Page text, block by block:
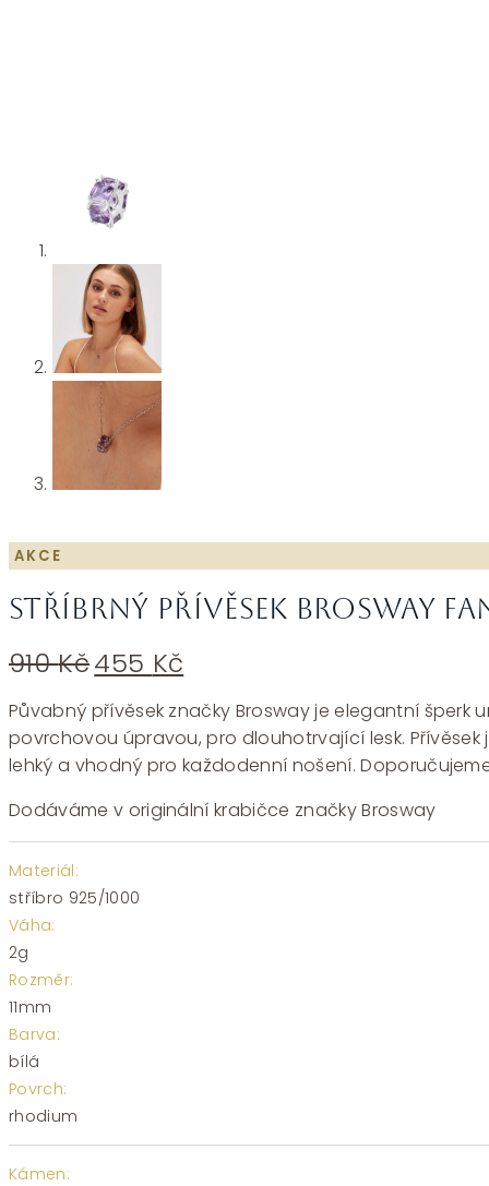
AKCE
Stříbrný přívěsek Brosway
910KčPůvodní
cena
byla:
910 Kč.
455 Kč
cena
je:
455 Kč.
Půvabný přívěsek značky Brosway je elegantní
povrchovou úpravou, pro dlouhotrvající lesk.
lehký a vhodný pro každodenní nošení.
Dodáváme v originální krabičce značky Brosway
Materiál:
stříbro 925/1000
Váha:
2g
Rozměr:
11mm
Barva:
bílá
Povrch:
rhodium
Kámen: